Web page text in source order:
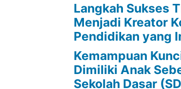
Langkah Sukses
Menjadi Kreator
Pendidikan yang
Kemampuan
Dimiliki Anak
Sekolah Dasar